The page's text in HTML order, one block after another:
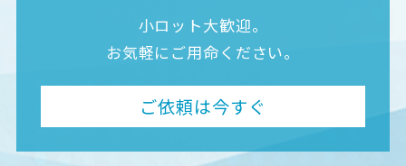
小ロット大歓迎。
お気軽にご用命ください。
ご依頼は今すぐ